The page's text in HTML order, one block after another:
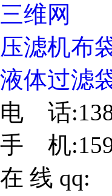
三维网
压滤机布
液体过滤
电 话
手 机
在 线 qq: